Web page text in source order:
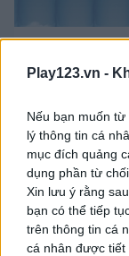
Play123.vn -
Nếu bạn muốn
lý thông tin cá
mục đích quảng
dụng phần từ
Xin lưu ý rằng
bạn có thể tiếp
trên thông tin cá
cá nhân được tiết
Bubbles Shooter
Soccer Bubbles